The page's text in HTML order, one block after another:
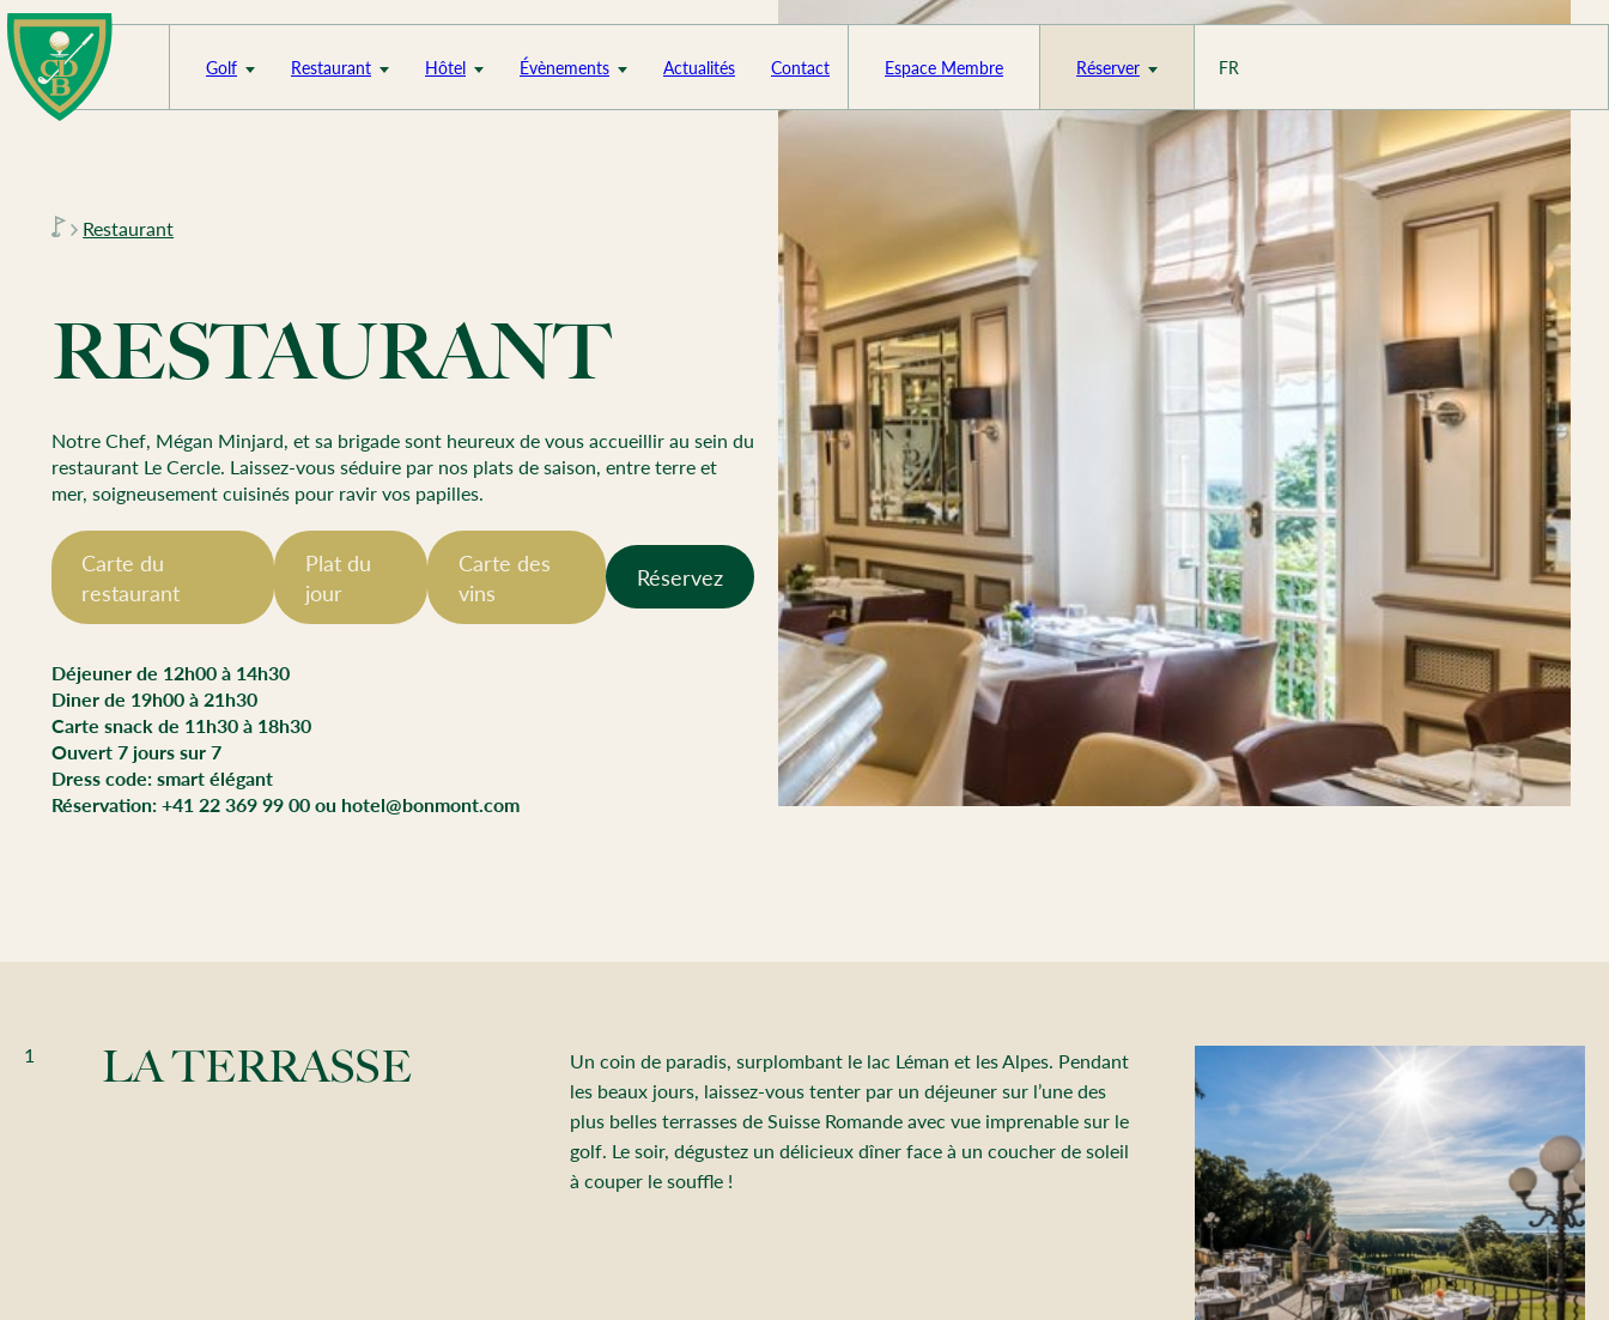
Skip
to
content
Golf Restaurant Hôtel Évènements Actualités Contact Espace Membre Réserver FR
Restaurant
RESTAURANT
Notre Chef, Mégan Minjard, et sa brigade sont heureux de vous accueillir au sein du
restaurant Le Cercle. Laissez-vous séduire par nos plats de saison, entre terre et
mer, soigneusement cuisinés pour ravir vos papilles.
Carte du
restaurant
Plat du
jour
Carte des
vins
Réservez
Déjeuner de 12h00 à 14h30
Diner de 19h00 à 21h30
Carte snack de 11h30 à 18h30
Ouvert 7 jours sur 7
Dress code: smart élégant
Réservation: +41 22 369 99 00 ou hotel@bonmont.com
1 LA TERRASSE
Un coin de paradis, surplombant le lac Léman et les Alpes. Pendant
les beaux jours, laissez-vous tenter par un déjeuner sur l’une des
plus belles terrasses de Suisse Romande avec vue imprenable sur le
golf. Le soir, dégustez un délicieux dîner face à un coucher de soleil
à couper le souffle !